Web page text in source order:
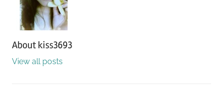
About kiss3693
View all posts